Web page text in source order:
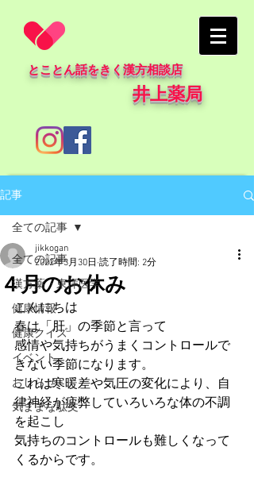
とことん話をきく漢方相談店
井上薬局
記事
全ての記事
漢方薬・東洋医学
健康情報
健康クイズ
イベント
おしらせ
気ままな駄文
全ての記事
４月のお休み
jikkogan
2022年3月30日 読了時間: 2分
こんにちは
春は「肝」の季節と言って
感情や気持ちがうまくコントロールで
きない季節になります。
これは寒暖差や気圧の変化により、自
律神経が疲弊していろいろな体の不調
を起こし
気持ちのコントロールも難しくなって
くるからです。